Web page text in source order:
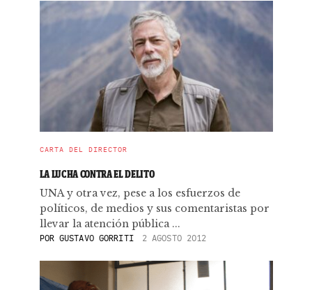
CARTA DEL DIRECTOR
LA LUCHA CONTRA EL DELITO
UNA y otra vez, pese a los esfuerzos de
políticos, de medios y sus comentaristas por
llevar la atención pública ...
POR GUSTAVO GORRITI 2 AGOSTO 2012